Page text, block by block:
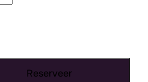
Reserveer